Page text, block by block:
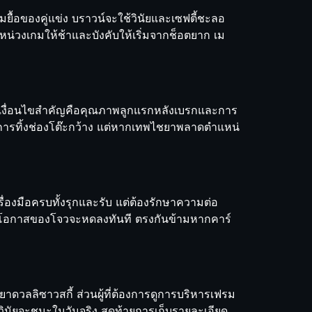
ยื้อของคู่แข่ง บราวน์จะใช้วินัยและเซฟตี้ชะลอ
วงเกมให้ช้าและบังคับให้เริ่มจากช็อตยาก เม
งื่อนไขสำคัญคือคุณภาพลูกแรกหลังเบรกและการ
รทิ้งช่องโต๊ะกว้าง แต่หากเทพไชยาพลาดตำแหน่
องมือครบทั้งรุกและรับ แต่ต้องรักษาความต่อ
อกาสของโจวจะหดลงทันที ตรงกันข้ามหากคาร์
ดวลลิซาวสกี้ ส่วนผู้ที่ต้องการดูการบริหารเฟรม